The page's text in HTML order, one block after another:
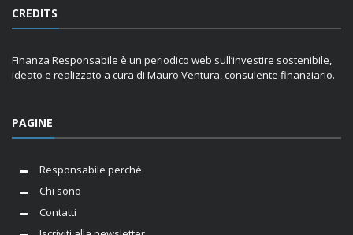
CREDITS
Finanza Responsabile è un periodico web sull’investire sostenibile,
ideato e realizzato a cura di Mauro Ventura, consulente finanziario.
PAGINE
Responsabile perché
Chi sono
Contatti